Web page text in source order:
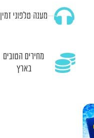
מענה טלפוני זמין
מחירים הטובים
בארץ